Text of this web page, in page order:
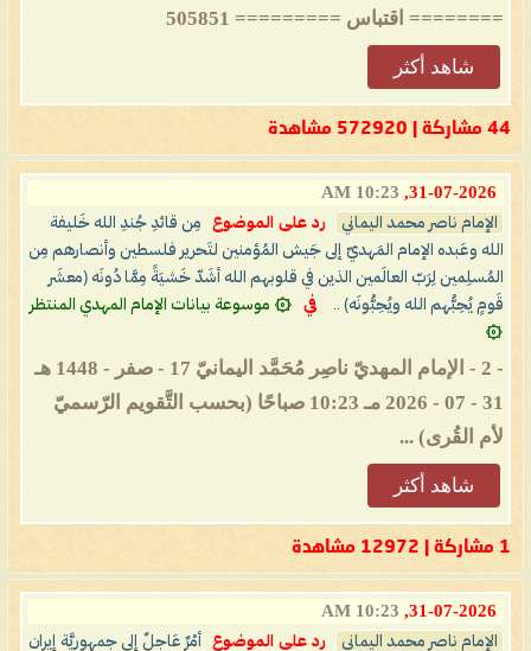
======== اقتباس ========= 505851
شاهد أكثر
44 مشاركة | 572920 مشاهدة
31-07-2026,
10:23 AM
الإمام ناصر محمد اليماني رد على الموضوع
مِن قائدِ جُندِ الله خَليفة
الله وعَبده الإمام المَهديّ إلى جَيش المُؤمنين لتَحرير فلسطين وأنصارهم مِن
المُسلِمين لِرَبّ العالَمين الذين في قلوبهم الله أشَدّ خَشيَةً مِمَّا دُونَه (معشَر
قَومٍ يُحِبُّهم الله ويُحِبُّونَه) ..
في
۞ موسوعة بيانات الإمام المهدي المنتظر
۞
- 2 - الإمام المهديّ ناصِر مُحَمَّد اليمانيّ 17 - صفر - 1448 هـ
31 - 07 - 2026 مـ 10:23 صباحًا (بحسب التَّقويم الرّسميّ
لأم القُرى) ...
شاهد أكثر
1 مشاركة | 12972 مشاهدة
31-07-2026,
10:23 AM
الإمام ناصر محمد اليماني رد على الموضوع
أمْرٌ عَاجِلٌ إلى جمهوريَّة إيران